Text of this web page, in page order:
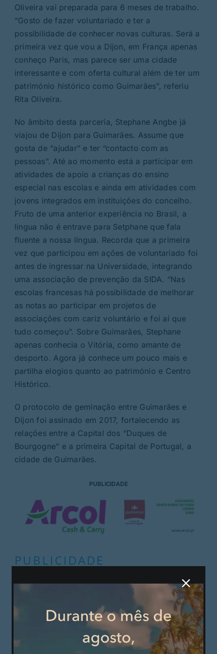
Oliveira vai preparada para 6 meses de trabalho.
“Gosto de fazer voluntariado e ter a
possibilidade de conhecer novas culturas. Será a
primeira vez que vou a Dijon, em França apenas
conheço Paris, mas parece ser uma cidade
interessante e com oferta cultural além de ter um
património histórico como Guimarães”, referiu
Rita Oliveira.
No âmbito desta parceria, Stephane Angbe já
viajou de Dijon para Guimarães. Assume que
gosta de “ajudar” e ter “contacto com as
pessoas”. Até ao momento está a participar em
atividades de apoio a crianças do ensino
especial nas escolas e ainda em atividades com
jovens integrados em instituições do concelho.
Fruto de uma anterior experiência no Brasil, a
língua não é entrave para Setphane que fala
fluente a nossa língua. Recorda que a primeira
vez que participou em ações de voluntariado foi
antes de ingressar na Universidade, integrando
uma associação de prevenção da SIDA. “Nas
escolas francesas há possibilidade de melhorar
as notas ao participar em projetos de
associações com cariz voluntário e foi aí que
tudo começou”. Sobre Guimarães, Stephane
apenas conhecia o Vitória, como amante de
desporto. Agora já conhece um pouco mais e
partilha elogios quanto ao património e Centro
Histórico.
O protocolo de geminação entre Guimarães e
Dijon foi assinado em 2017, fortalecendo as
relações entre a Capital dos “Duques de
Bourgogne” e a primeira Capital de Portugal, a
cidade de Guimarães.
PUBLICIDADE
PUBLICIDADE